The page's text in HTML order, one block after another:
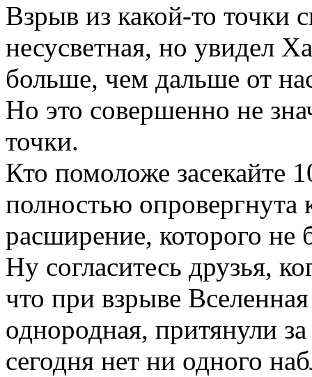
Взрыв из какой-то точки
несусветная, но увидел
больше, чем дальше от
Но это совершенно не
точки.
Кто помоложе засекайте
полностью опровергнута
расширение, которого не
Ну согласитесь друзья,
что при взрыве
однородная, притянули
сегодня нет ни одного